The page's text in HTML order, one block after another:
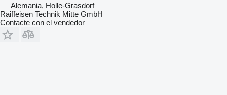
Alemania, Holle-Grasdorf
Raiffeisen Technik Mitte GmbH
Contacte con el vendedor